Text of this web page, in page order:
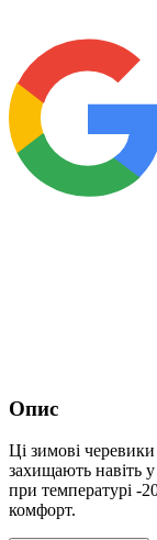
Опис
Ці зимові
захищають навіть
при температурі -
комфорт.